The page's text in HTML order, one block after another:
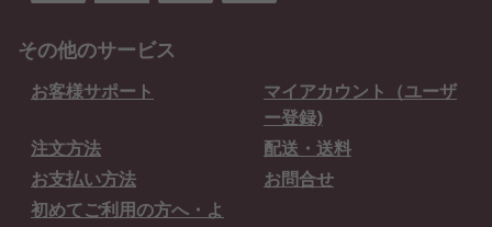
その他のサービス
お客様サポート
マイアカウント（ユーザ
ー登録)
注文方法
配送・送料
お支払い方法
お問合せ
初めてご利用の方へ・よ